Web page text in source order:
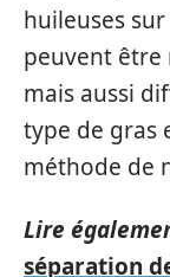
huileuses
peuvent être
mais aussi
type de gras
méthode de
Lire
séparation